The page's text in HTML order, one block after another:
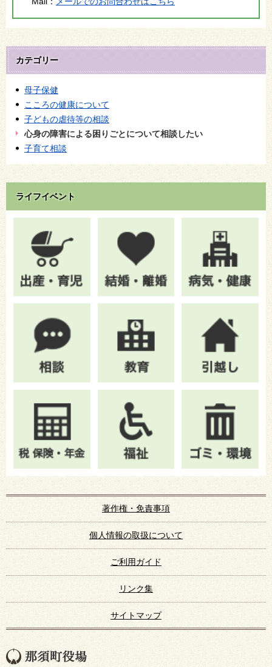
カテゴリー
母子保健
こころの健康について
子どもの虐待等の相談
心身の障害による困りごとについて相談したい
子育て相談
ライフイベント
著作権・免責事項
個人情報の取扱について
ご利用ガイド
リンク集
サイトマップ